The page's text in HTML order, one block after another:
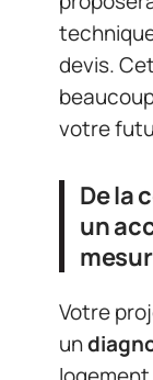
devis.
votre
De la
un
Votre
un